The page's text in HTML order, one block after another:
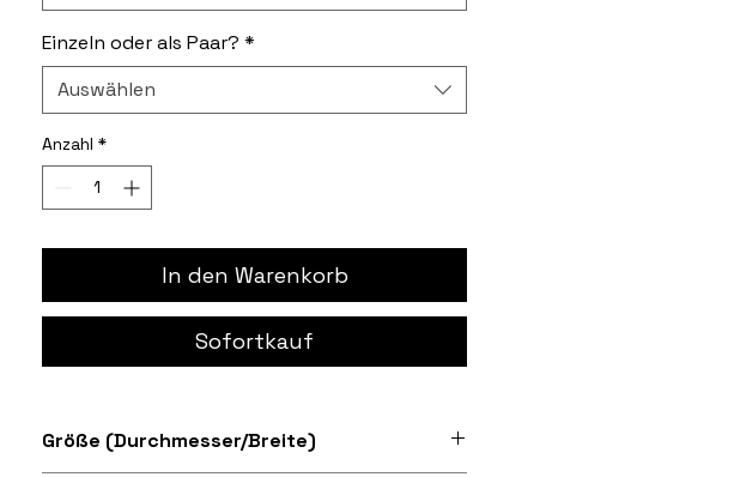
Einzeln oder als Paar? *
Auswählen
Anzahl *
In den Warenkorb
Sofortkauf
Größe (Durchmesser/Breite)